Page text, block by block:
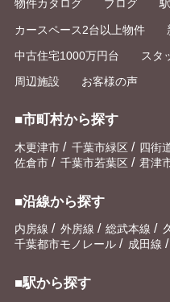
物件カタログ ブログ
カースペース2台以上物件
中古住宅1000万円台 スタ
周辺施設 お客様の声
■市町村から探す
木更津市 / 千葉市緑区 / 四街
佐倉市 / 千葉市若葉区 / 君津
■沿線から探す
内房線 / 外房線 / 総武本線 /
千葉都市モノレール / 成田線 /
■駅から探す